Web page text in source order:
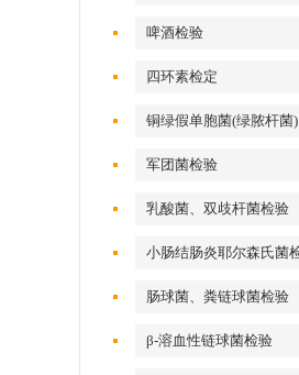
啤酒检验
四环素检定
铜绿假单胞菌(绿脓杆菌)
军团菌检验
乳酸菌、双歧杆菌检验
小肠结肠炎耶尔森氏菌
肠球菌、粪链球菌检验
β-溶血性链球菌检验